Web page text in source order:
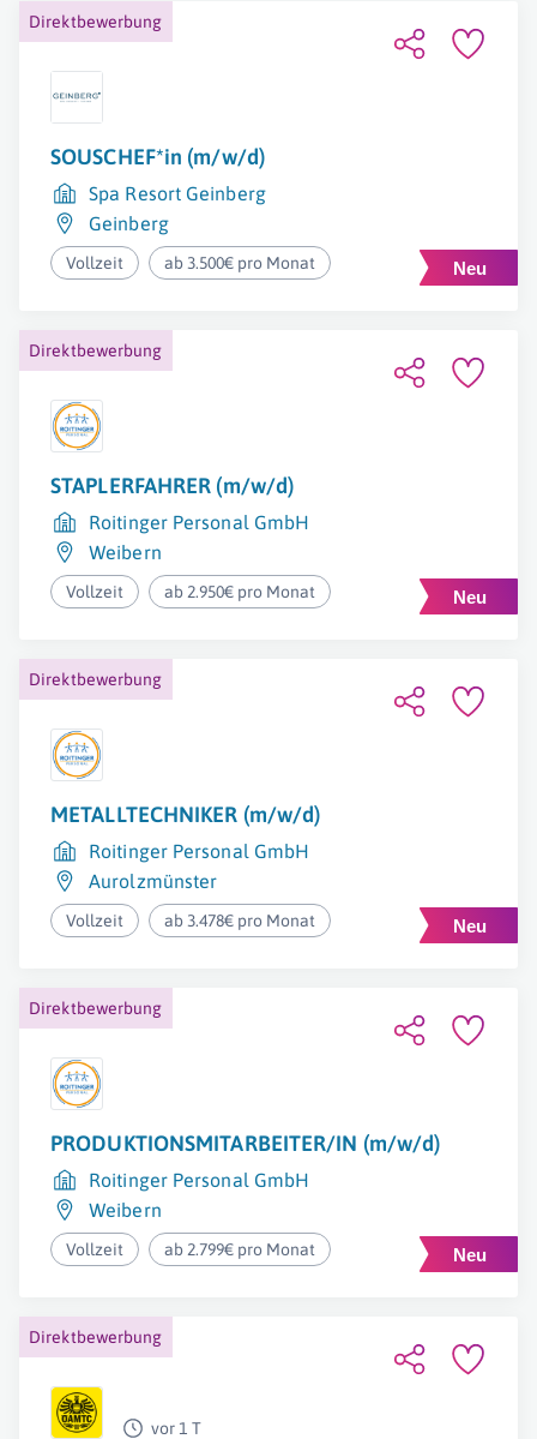
Direktbewerbung
SOUSCHEF*in (m/w/d)
Spa Resort Geinberg
Geinberg
Vollzeit ab 3.500€ pro Monat
Direktbewerbung
STAPLERFAHRER (m/w/d)
Roitinger Personal GmbH
Weibern
Vollzeit ab 2.950€ pro Monat
Direktbewerbung
METALLTECHNIKER (m/w/d)
Roitinger Personal GmbH
Aurolzmünster
Vollzeit ab 3.478€ pro Monat
Direktbewerbung
PRODUKTIONSMITARBEITER/IN (m/w/d)
Roitinger Personal GmbH
Weibern
Vollzeit ab 2.799€ pro Monat
Direktbewerbung
vor 1 T